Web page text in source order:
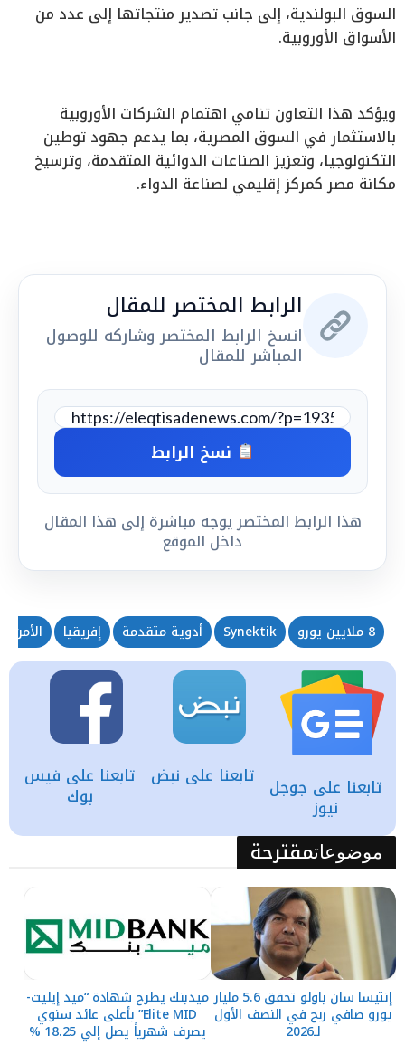
السوق البولندية، إلى جانب تصدير منتجاتها إلى عدد من
الأسواق الأوروبية.
ويؤكد هذا التعاون تنامي اهتمام الشركات الأوروبية
بالاستثمار في السوق المصرية، بما يدعم جهود توطين
التكنولوجيا، وتعزيز الصناعات الدوائية المتقدمة، وترسيخ
مكانة مصر كمركز إقليمي لصناعة الدواء.
الرابط المختصر للمقال
انسخ الرابط المختصر وشاركه للوصول
المباشر للمقال
نسخ الرابط
هذا الرابط المختصر يوجه مباشرة إلى هذا المقال
داخل الموقع
8 ملايين يورو Synektik أدوية متقدمة إفريقيا الأمن
تابعنا على فيس
بوك
تابعنا على نبض تابعنا على جوجل
نيوز
موضوعاتمقترحة
إنتيسا سان باولو تحقق 5.6 مليار
يورو صافي ربح في النصف الأول
لـ2026
ميدبنك يطرح شهادة “ميد إيليت-
Elite MID” بأعلى عائد سنوي
يصرف شهرياً يصل إلي 18.25 %